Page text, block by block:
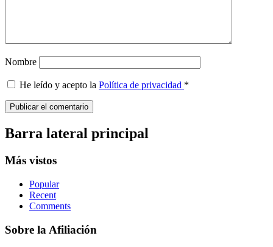
Nombre
He leído y acepto la Política de privacidad *
Barra lateral principal
Más vistos
Popular
Recent
Comments
Sobre la Afiliación